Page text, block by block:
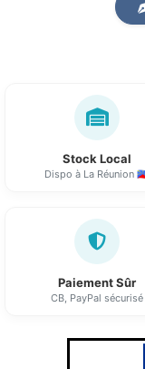
Stock Local
Dispo à La Réunion
Paiement Sûr
CB, PayPal sécurisé